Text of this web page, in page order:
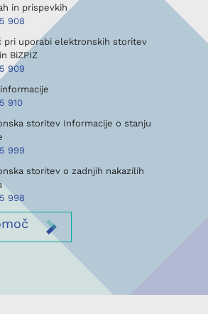
in prispevkih
908
pri uporabi elektronskih storitev
BiZPIZ
909
910
storitev Informacije o stanju
999
storitev o zadnjih nakazilih
998